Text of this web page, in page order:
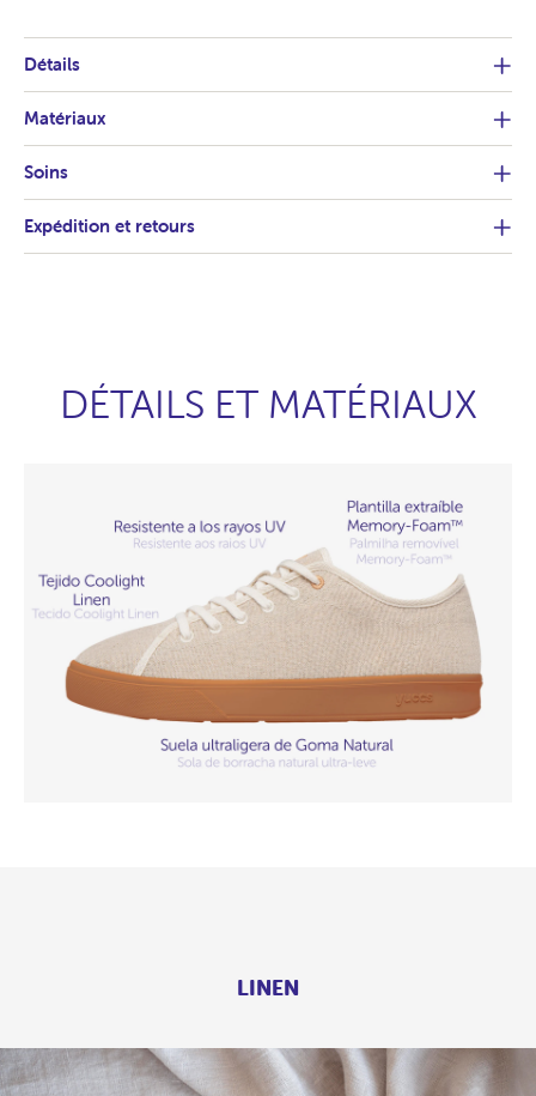
Détails
Matériaux
Soins
Expédition et retours
DÉTAILS ET MATÉRIAUX
LINEN